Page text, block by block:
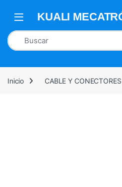
Inicio CABLE Y CONECTORES